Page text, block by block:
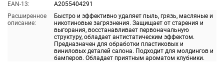
EAN-13:
A2055404291
Расширенное
описание:
Быстро и эффективно удаляет пыль, грязь, масляные и
никотиновые загрязнения. Защищает от старения и
выгорания, восстанавливает первоначальную
структуру, обладает антистатическим эффектом.
Предназначен для обработки пластиковых и
виниловых деталей салона. Подходит для молдингов и
бамперов. Обладает приятным ароматом клубники.